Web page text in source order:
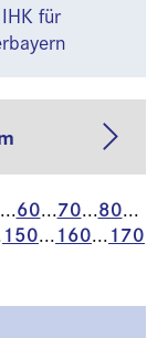
für
...60...70...80...
150...160...170